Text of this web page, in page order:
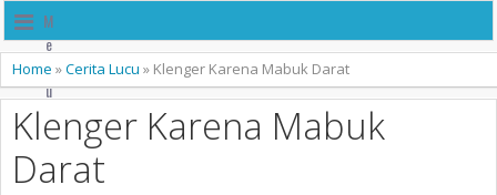
M
e
n
u
Home »Cerita Lucu » Klenger Karena Mabuk Darat
Klenger Karena Mabuk
Darat